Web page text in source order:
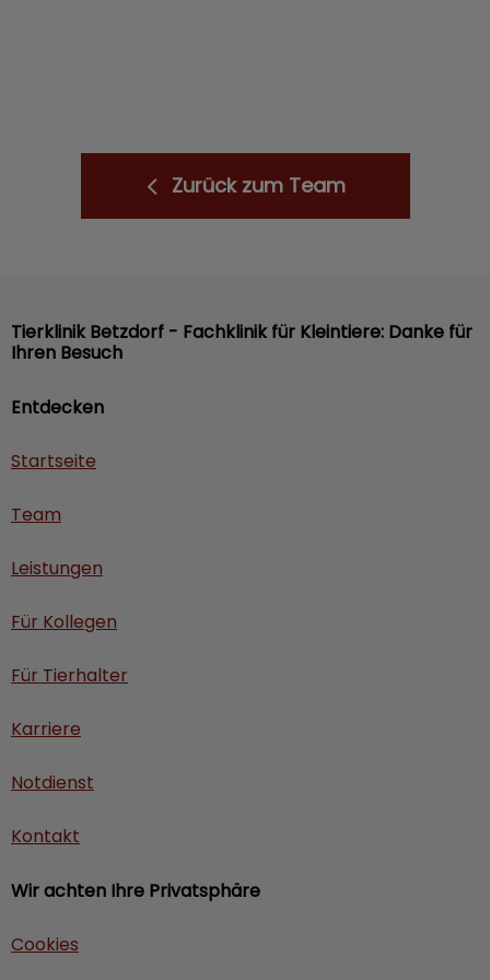
Zurück zum Team
Entdecken
Startseite
Team
Leistungen
Für Kollegen
Für Tierhalter
Karriere
Notdienst
Kontakt
Wir achten Ihre Privatsphäre
Cookies
Tierklinik Betzdorf - Fachklinik für Kleintiere: Danke für
Ihren Besuch